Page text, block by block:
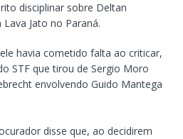
disciplinar sobre Deltan
Jato no Paraná.
havia cometido falta ao criticar,
STF que tirou de Sergio Moro
envolvendo Guido Mantega
disse que, ao decidirem